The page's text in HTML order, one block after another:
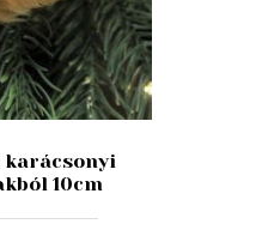
karácsonyi
10cm